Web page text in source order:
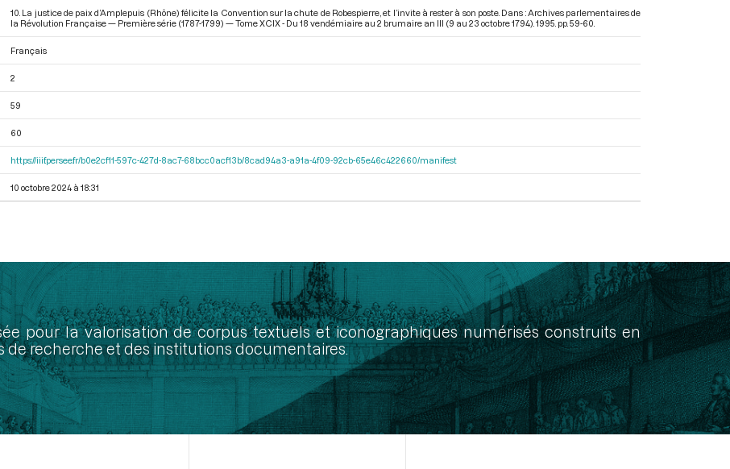
10. La justice de paix d’Amplepuis (Rhône) félicite la Convention sur la chute de Robespierre, et l’invite à rester à son poste. Dans : Archives parlementaires de
la Révolution Française — Première série (1787-1799) — Tome XCIX - Du 18 vendémiaire au 2 brumaire an III (9 au 23 octobre 1794) . 1995. pp. 59-60.
Français
2
59
60
https://iiif.persee.fr/b0e2cf11-597c-427d-8ac7-68bcc0acf13b/8cad94a3-a91a-4f09-92cb-65e46c422660/manifest
10 octobre 2024 à 18:31
pour la valorisation de corpus textuels et iconographiques numérisés construits en
recherche et des institutions documentaires.